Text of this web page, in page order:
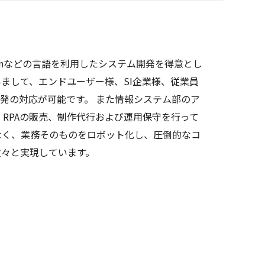
どの言語を利用したシステム開発を得意とし
して、エンドユーザー様、SI企業様、従業員
の対応が可能です。 また情報システム部のア
の販売、制作代行および運用保守を行って
、業務そのものをロボット化し、圧倒的なコ
と実現しています。